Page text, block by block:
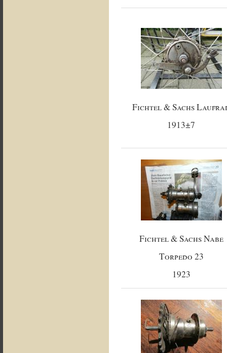
Fichtel & Sachs
1913±7
Fichtel & Sachs Nabe
Torpedo 23
1923